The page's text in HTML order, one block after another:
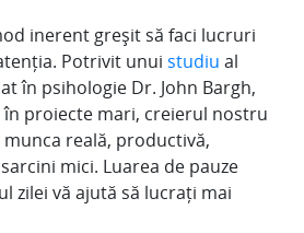
inerent greșit să faci lucruri
Potrivit unui studiu al
în psihologie Dr. John Bargh,
în proiecte mari, creierul nostru
reală, productivă,
mici. Luarea de pauze
zilei vă ajută să lucrați mai